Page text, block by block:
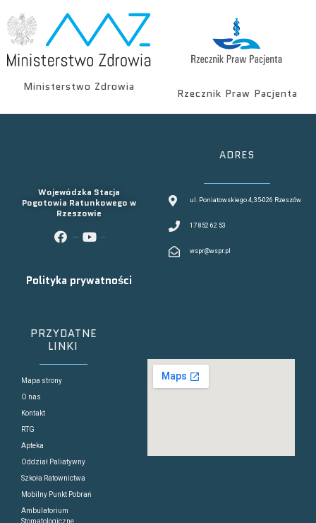
Ministerstwo Zdrowia
Rzecznik Praw Pacjenta
Wojewódzka Stacja
Pogotowia Ratunkowego w
Rzeszowie
Polityka prywatności
ADRES
ul. Poniatowskiego 4, 35-026 Rzeszów
17 852 62 53
wspr@wspr.pl
PRZYDATNE
LINKI
Mapa strony
O nas
Kontakt
RTG
Apteka
Oddział Paliatywny
Szkoła Ratownictwa
Mobilny Punkt Pobrań
Ambulatorium